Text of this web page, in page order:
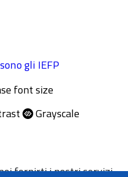
gli IEFP
font size
Grayscale
fornirti i nostri servizi.